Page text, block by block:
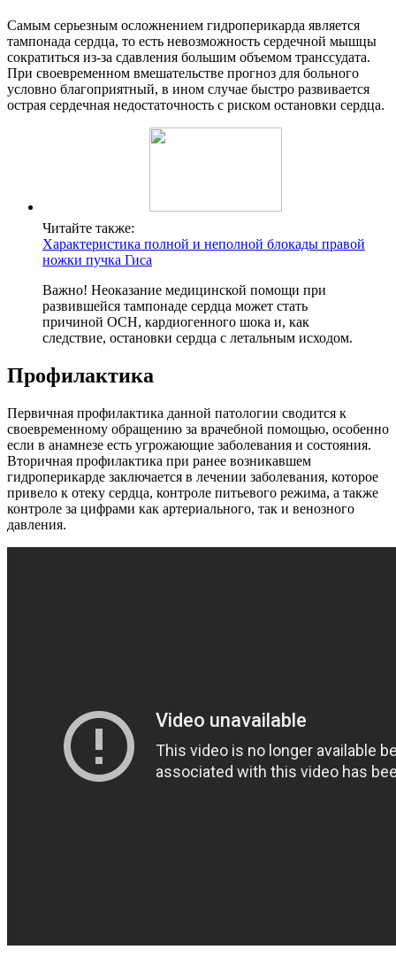
Самым серьезным осложнением гидроперикарда является
тампонада сердца, то есть невозможность сердечной мышцы
сократиться из-за сдавления большим объемом транссудата.
При своевременном вмешательстве прогноз для больного
условно благоприятный, в ином случае быстро развивается
острая сердечная недостаточность с риском остановки сердца.
Читайте также:
Характеристика полной и неполной блокады правой
ножки пучка Гиса
Важно! Неоказание медицинской помощи при
развившейся тампонаде сердца может стать
причиной ОСН, кардиогенного шока и, как
следствие, остановки сердца с летальным исходом.
Профилактика
Первичная профилактика данной патологии сводится к
своевременному обращению за врачебной помощью, особенно
если в анамнезе есть угрожающие заболевания и состояния.
Вторичная профилактика при ранее возникавшем
гидроперикарде заключается в лечении заболевания, которое
привело к отеку сердца, контроле питьевого режима, а также
контроле за цифрами как артериального, так и венозного
давления.